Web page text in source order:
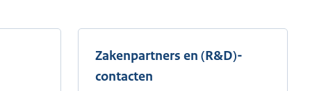
Zakenpartners en (R&D)-
contacten